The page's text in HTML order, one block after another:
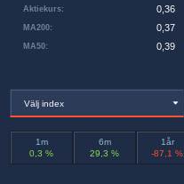
Aktiekurs: 0,36
MA50: 0,39
MA200: 0,37
Välj index
1m
0,3 %
6m
29,3 %
1år
-87,1 %